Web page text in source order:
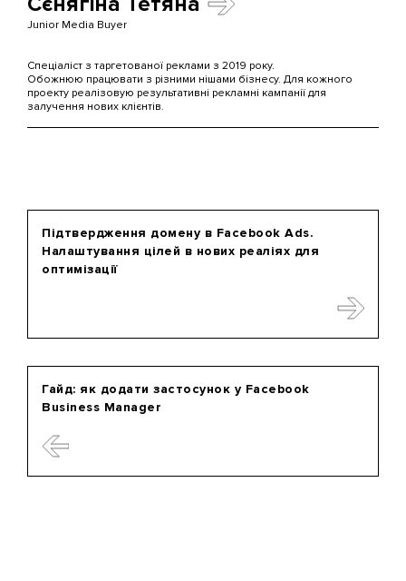
Junior Media Buyer
Спеціаліст з таргетованої реклами з 2019 року.
Обожнюю працювати з різними нішами бізнесу. Для кожного
проекту реалізовую результативні рекламні кампанії для
залучення нових клієнтів.
Гайд: як додати застосунок у Facebook
Business Manager
Підтвердження домену в Facebook Ads.
Налаштування цілей в нових реаліях для
оптимізації